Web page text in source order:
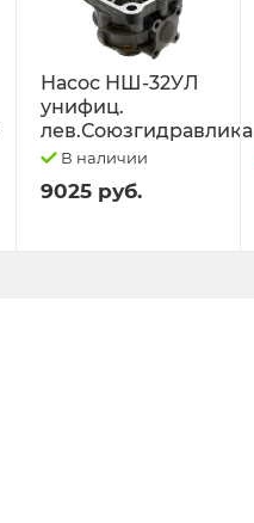
Насос НШ-32УЛ
унифиц.
лев.Союзгидравлика
В наличии
9025 руб.